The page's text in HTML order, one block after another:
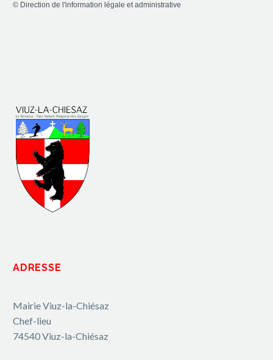
© Direction de l'information légale et administrative
ADRESSE
Mairie Viuz-la-Chiésaz
Chef-lieu
74540 Viuz-la-Chiésaz